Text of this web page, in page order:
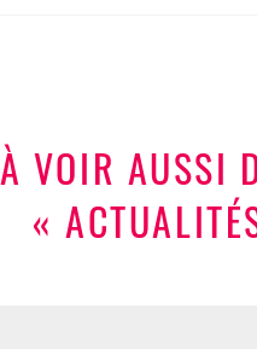
À VOIR AUSSI
«